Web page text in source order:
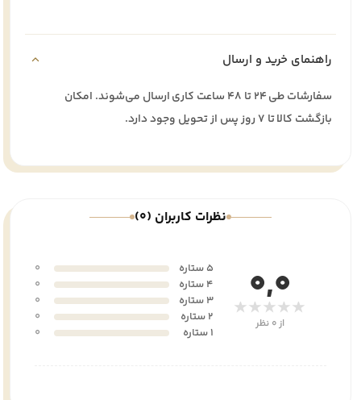
راهنمای خرید و ارسال
سفارشات طی ۲۴ تا ۴۸ ساعت کاری ارسال می‌شوند. امکان
بازگشت کالا تا ۷ روز پس از تحویل وجود دارد.
نظرات کاربران (0)
0,0
★★★★★
از 0 نظر
5 ستاره
0
4 ستاره
0
3 ستاره
0
2 ستاره
0
0